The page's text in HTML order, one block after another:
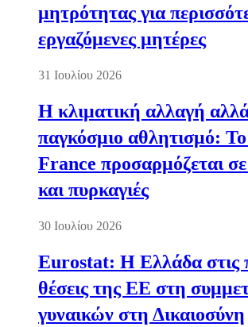
μητρότητας για
εργαζόμενες μητέρες
31 Ιουλίου 2026
Η κλιματική αλλαγή
παγκόσμιο αθλητισμό:
France προσαρμόζεται
και πυρκαγιές
30 Ιουλίου 2026
Eurostat: Η Ελλάδα στις
θέσεις της ΕΕ στη
γυναικών στη Δικαιοσύνη